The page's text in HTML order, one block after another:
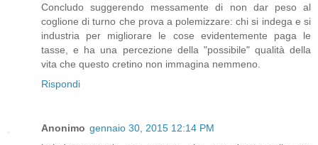
Concludo suggerendo messamente di non dar peso al
coglione di turno che prova a polemizzare: chi si indega e si
industria per migliorare le cose evidentemente paga le
tasse, e ha una percezione della "possibile" qualità della
vita che questo cretino non immagina nemmeno.
Rispondi
Anonimo gennaio 30, 2015 12:14 PM